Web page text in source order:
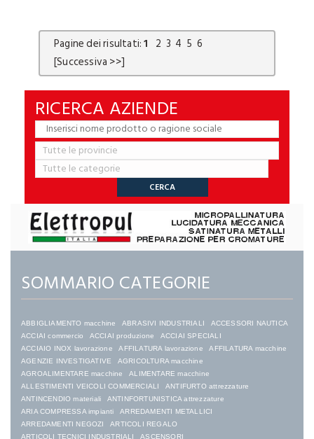
Pagine dei risultati:1 2 3 4 5 6
[Successiva >>]
RICERCA AZIENDE
SOMMARIO CATEGORIE
ABBIGLIAMENTO macchine ABRASIVI INDUSTRIALI
ACCESSORI NAUTICA
ACCIAI commercio
ACCIAI produzione
ACCIAI SPECIALI
ACCIAIO INOX lavorazione
AFFILATURA lavorazione
AFFILATURA macchine
AGENZIE INVESTIGATIVE
AGRICOLTURA macchine
AGROALIMENTARE macchine
ALIMENTARE macchine
ALLESTIMENTI VEICOLI COMMERCIALI
ANTIFURTO attrezzature
ANTINCENDIO materiali
ANTINFORTUNISTICA attrezzature
ARIA COMPRESSA impianti
ARREDAMENTI METALLICI
ARREDAMENTI NEGOZI
ARTICOLI REGALO
ARTICOLI TECNICI INDUSTRIALI
ASCENSORI